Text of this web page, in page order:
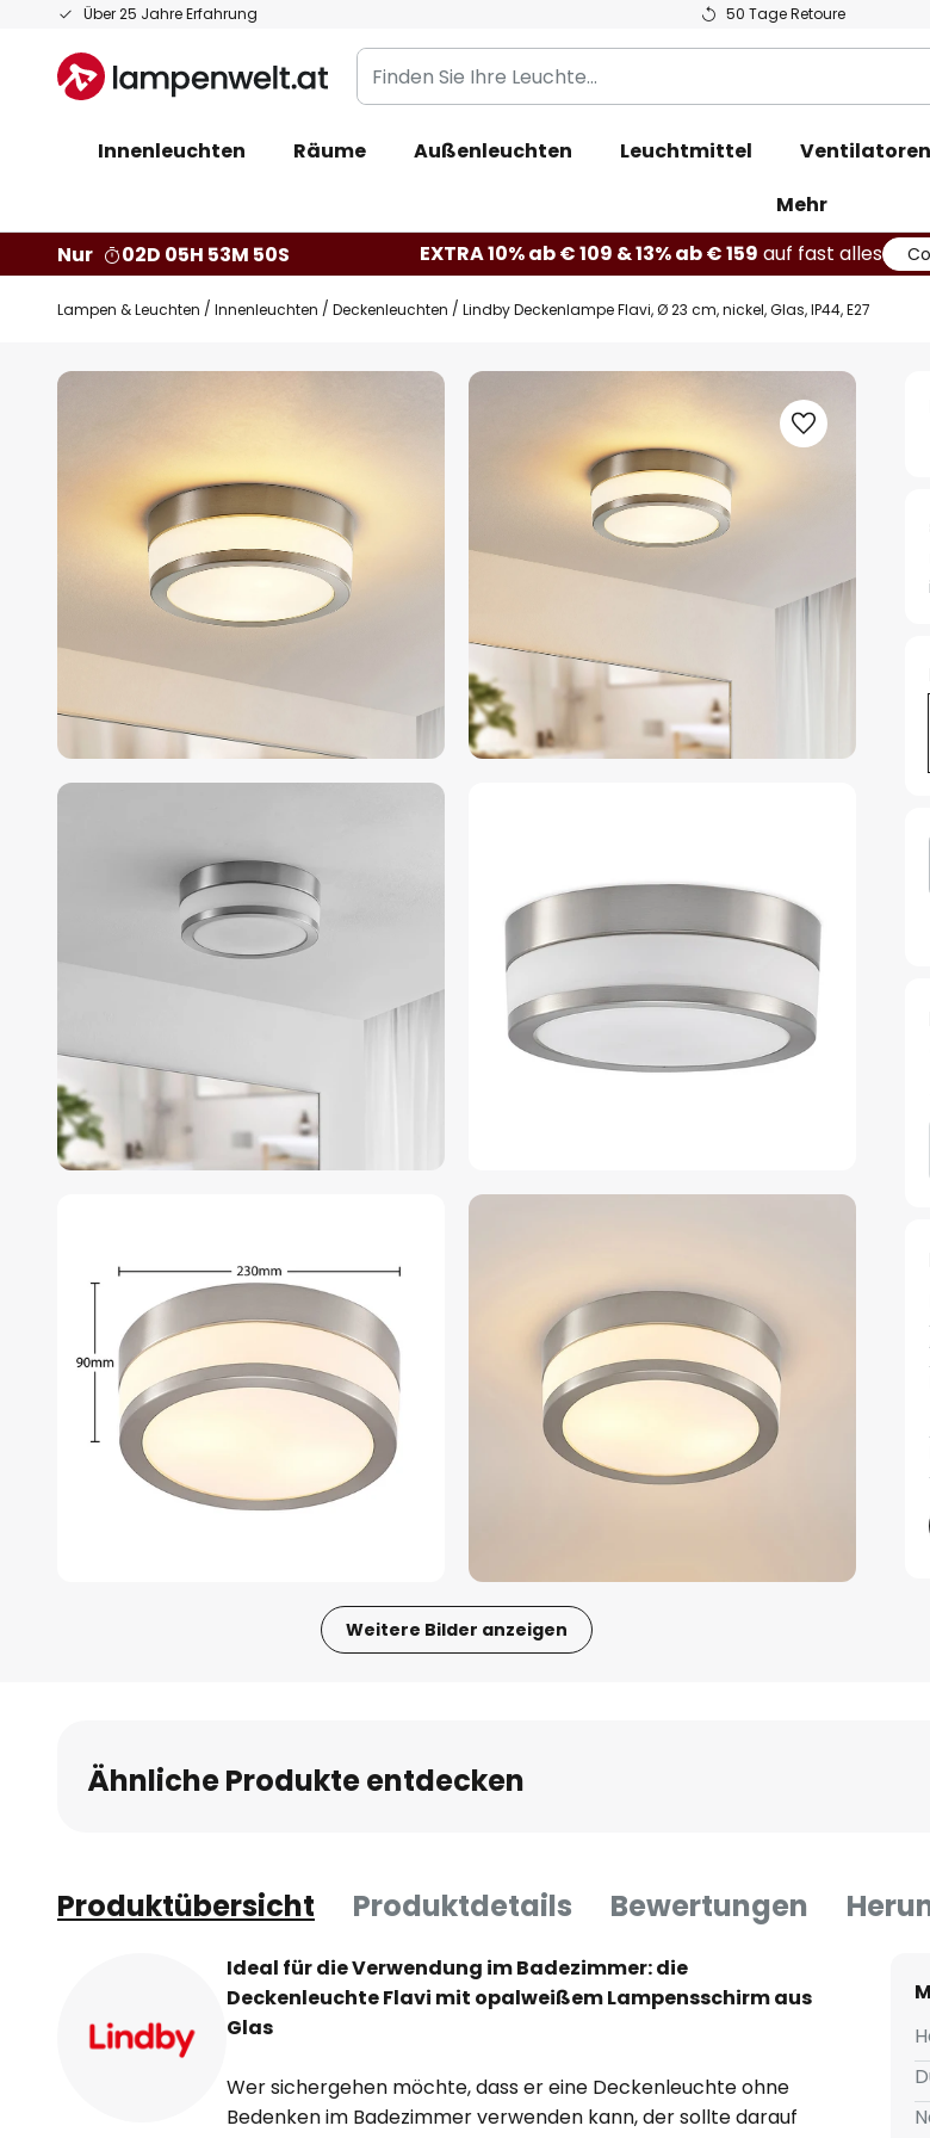
Über 25 Jahre Erfahrung 50 Tage Retoure
Zum
springen
Finden
Sie
Leuchte...
Innenleuchten Räume Außenleuchten Leuchtmittel Ventilatoren
Mehr
Nur
02D 05H 53M 49S EXTRA 10% ab € 109 & 13% ab € 159 auf fast alles
Lampen & Leuchten Innenleuchten Deckenleuchten Lindby Deckenlampe Flavi, Ø 23 cm, nickel, Glas, IP44, E27
Zum
springen
Weitere Bilder anzeigen
Bildgalerie
springen
Ähnliche Produkte entdecken
Produktübersicht Produktdetails Bewertungen
Ideal für die Verwendung im Badezimmer: die
Deckenleuchte Flavi mit opalweißem Lampensschirm aus
Glas
Wer sichergehen möchte, dass er eine Deckenleuchte ohne
Bedenken im Badezimmer verwenden kann, der sollte darauf